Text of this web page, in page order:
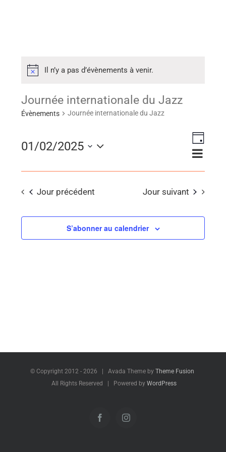
Il n’y a pas d’évènements à venir.
Journée internationale du Jazz
Évènements Journée internationale du Jazz
par
de
vues
Jour
01/02/2025
une
date.
Jour précédent Jour suivant
S’abonner au calendrier
© Copyright 2012 - 2026 | Avada Theme by Theme Fusion
All Rights Reserved | Powered by WordPress
FacebookInstagram